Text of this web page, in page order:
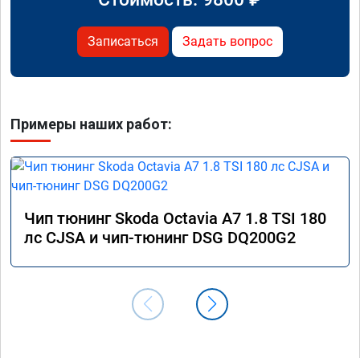
Записаться Задать вопрос
Примеры наших работ:
Чип тюнинг Skoda Octavia A7 1.8 TSI 180
лс CJSA и чип-тюнинг DSG DQ200G2